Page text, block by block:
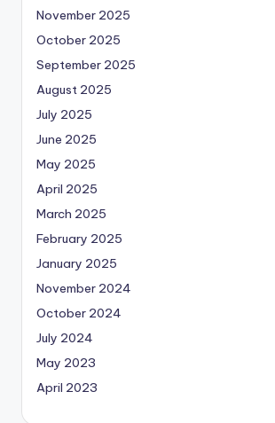
November 2025
October 2025
September 2025
August 2025
July 2025
June 2025
May 2025
April 2025
March 2025
February 2025
January 2025
November 2024
October 2024
July 2024
May 2023
April 2023